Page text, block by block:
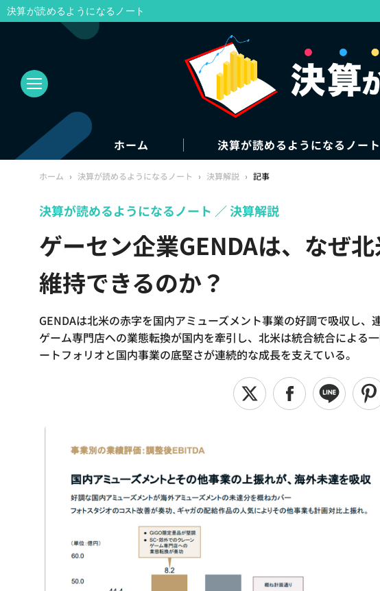
ホーム 決算が読めるようになるノート
ホーム › 決算が読めるようになるノート › 決算解説 › 記事
ゲーセン企業GENDAは、なぜ
維持できるのか？
GENDAは北米の赤字を国内アミューズメント事業の好調で吸収し、
ゲーム専門店への業態転換が国内を牽引し、北米は統合統合による
ートフォリオと国内事業の底堅さが連続的な成長を支えている。
決算が読めるようになるノート 決算解説
決算が読めるようになるノート